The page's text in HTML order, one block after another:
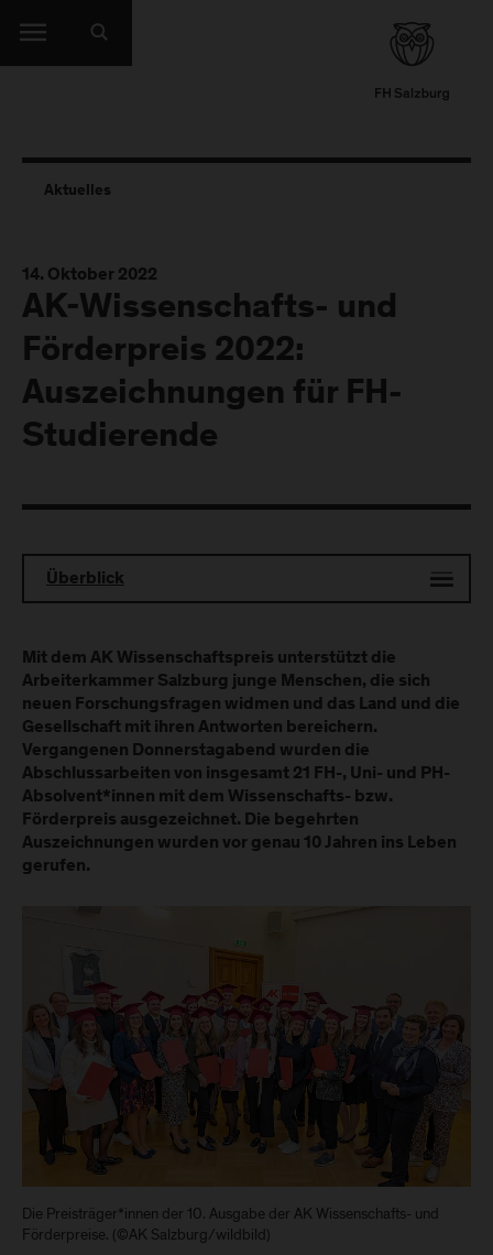
Aktuelles
14. Oktober 2022
AK-Wissenschafts- und
Förderpreis 2022:
Auszeichnungen für FH-
Studierende
Überblick
Mit dem AK Wissenschaftspreis unterstützt die
Arbeiterkammer Salzburg junge Menschen, die sich
neuen Forschungsfragen widmen und das Land und die
Gesellschaft mit ihren Antworten bereichern.
Vergangenen Donnerstagabend wurden die
Abschlussarbeiten von insgesamt 21 FH-, Uni- und PH-
Absolvent*innen mit dem Wissenschafts- bzw.
Förderpreis ausgezeichnet. Die begehrten
Auszeichnungen wurden vor genau 10 Jahren ins Leben
gerufen.
Die Preisträger*innen der 10. Ausgabe der AK Wissenschafts- und
Förderpreise. (©AK Salzburg/wildbild)